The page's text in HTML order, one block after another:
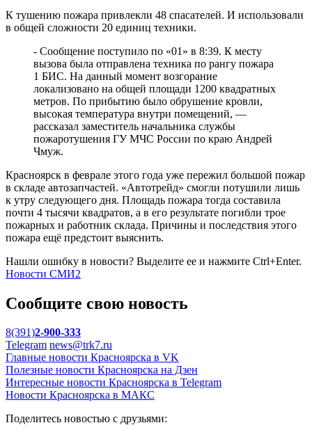
К тушению пожара привлекли 48 спасателей. И использовали
в общей сложности 20 единиц техники.
- Сообщение поступило по «01» в 8:39. К месту
вызова была отправлена техника по рангу пожара
1 БИС. На данный момент возгорание
локализовано на общей площади 1200 квадратных
метров. По прибытию было обрушение кровли,
высокая температура внутри помещений, —
рассказал заместитель начальника службы
пожаротушения ГУ МЧС России по краю Андрей
Чмуж.
Красноярск в феврале этого года уже пережил большой пожар
в складе автозапчастей. «Автотрейд» смогли потушили лишь
к утру следующего дня. Площадь пожара тогда составила
почти 4 тысячи квадратов, а в его результате погибли трое
пожарных и работник склада. Причины и последствия этого
пожара ещё предстоит выяснить.
Нашли ошибку в новости? Выделите ее и нажмите Ctrl+Enter.
Новости СМИ2
Сообщите свою новость
8(391)2-900-333
Telegram news@trk7.ru
Главные новости Красноярска в VK
Полезные новости Красноярска на Дзен
Интересные новости Красноярска в Telegram
Новости Красноярска в МАКС
Поделитесь новостью с друзьями: